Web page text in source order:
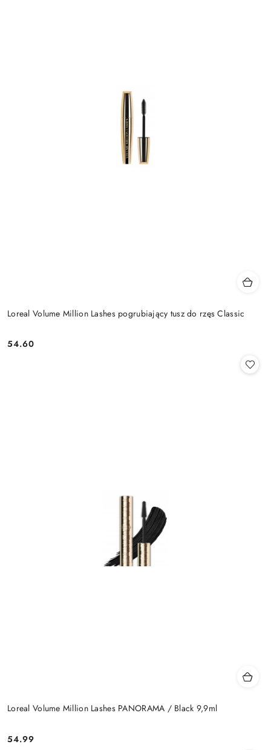
Loreal Volume Million Lashes pogrubiający tusz do rzęs Classic
Cena:
54.60
Loreal Volume Million Lashes PANORAMA / Black 9,9ml
Cena:
54.99